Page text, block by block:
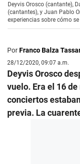
Deyvis Orosco (cantante),
(cantantes), y Juan Pablo
experiencias sobre cómo
PorFranco Balza
28/12/2020, 09:07 a.m.
Deyvis Orosco
vuelo. Era el 16
conciertos
previa. La